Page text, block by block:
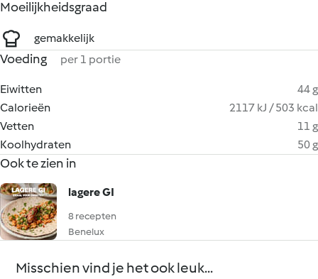
Moeilijkheidsgraad
gemakkelijk
Voeding per 1 portie
Eiwitten
44 g
Calorieën
2117 kJ / 503 kcal
Vetten
11 g
Koolhydraten
50 g
Ook te zien in
lagere GI
8 recepten
Benelux
Misschien vind je het ook leuk...